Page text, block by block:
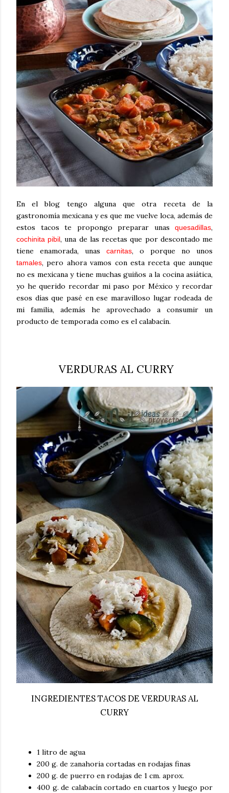
En el blog tengo alguna que otra receta de la
gastronomía mexicana y es que me vuelve loca, además de
estos tacos te propongo preparar unas quesadillas,
cochinita pibil, una de las recetas que por descontado me
tiene enamorada, unas carnitas, o porque no unos
tamales, pero ahora vamos con esta receta que aunque
no es mexicana y tiene muchas guiños a la cocina asiática,
yo he querido recordar mi paso por México y recordar
esos días que pasé en ese maravilloso lugar rodeada de
mi familia, además he aprovechado a consumir un
producto de temporada como es el calabacín.
VERDURAS AL CURRY
INGREDIENTES TACOS DE VERDURAS AL
CURRY
1 litro de agua
200 g. de zanahoria cortadas en rodajas finas
200 g. de puerro en rodajas de 1 cm. aprox.
400 g. de calabacín cortado en cuartos y luego por